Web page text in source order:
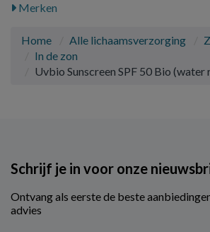
Merken
Home Alle lichaamsverzorging
In de zon
Uvbio Sunscreen SPF 50 Bio (water
Schrijf je in voor onze
Ontvang als eerste de beste
advies